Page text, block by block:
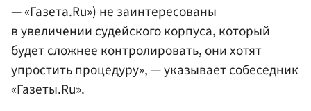
— «Газета.Ru») не заинтересованы
в увеличении судейского корпуса, который
будет сложнее контролировать, они хотят
упростить процедуру», — указывает собеседник
«Газеты.Ru».